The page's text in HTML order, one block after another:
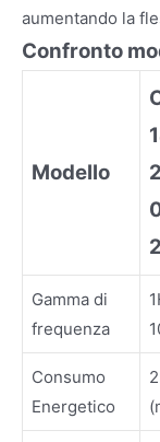
aumentando la
Confronto
Modello
Gamma di
frequenza
Consumo
Energetico